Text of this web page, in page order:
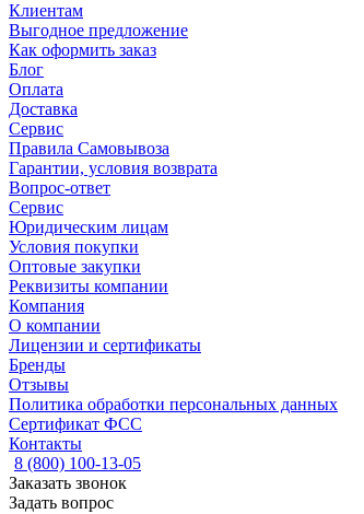
Клиентам
Выгодное предложение
Как оформить заказ
Блог
Оплата
Доставка
Сервис
Правила Самовывоза
Гарантии, условия возврата
Вопрос-ответ
Сервис
Юридическим лицам
Условия покупки
Оптовые закупки
Реквизиты компании
Компания
О компании
Лицензии и сертификаты
Бренды
Отзывы
Политика обработки персональных данных
Сертификат ФСС
Контакты
8 (800) 100-13-05
Заказать звонок
Задать вопрос